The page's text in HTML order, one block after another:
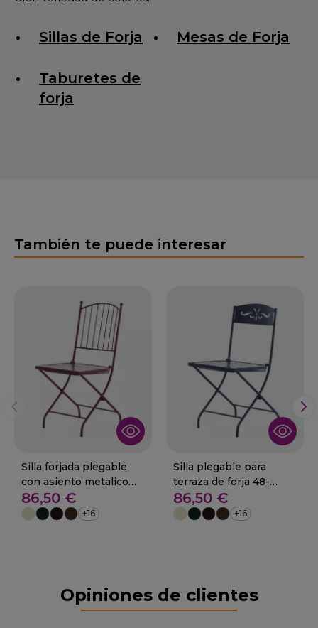
Sillas de Forja Mesas de Forja
Taburetes de
forja
También te puede interesar
Silla forjada plegable
con asiento metalico
48-Caret
86,50 €
+16
Silla plegable para
terraza de forja 48-
Alcazares
86,50 €
+16
Opiniones de clientes